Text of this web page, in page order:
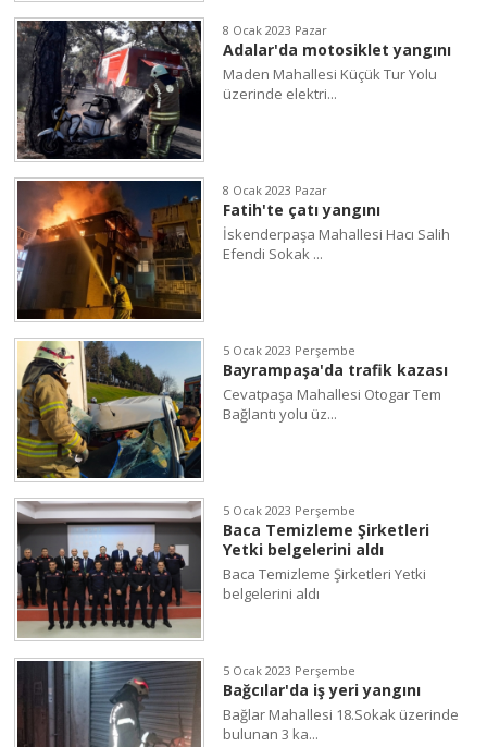
8 Ocak 2023 Pazar
Adalar'da motosiklet yangını
Maden Mahallesi Küçük Tur Yolu
üzerinde elektri...
8 Ocak 2023 Pazar
Fatih'te çatı yangını
İskenderpaşa Mahallesi Hacı Salih
Efendi Sokak ...
5 Ocak 2023 Perşembe
Bayrampaşa'da trafik kazası
Cevatpaşa Mahallesi Otogar Tem
Bağlantı yolu üz...
5 Ocak 2023 Perşembe
Baca Temizleme Şirketleri
Yetki belgelerini aldı
Baca Temizleme Şirketleri Yetki
belgelerini aldı
5 Ocak 2023 Perşembe
Bağcılar'da iş yeri yangını
Bağlar Mahallesi 18.Sokak üzerinde
bulunan 3 ka...